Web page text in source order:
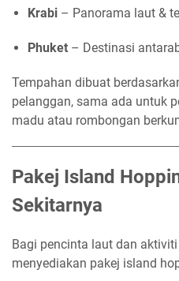
Krabi – Panorama laut &
Phuket – Destinasi
Tempahan dibuat
pelanggan, sama ada untuk
madu atau rombongan
Pakej Island
Sekitarnya
Bagi pencinta laut dan
menyediakan pakej island